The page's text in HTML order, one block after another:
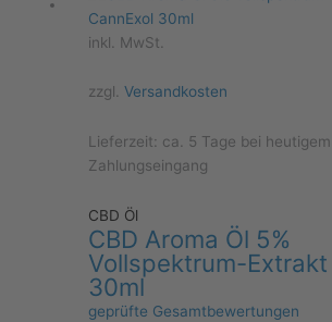
inkl. MwSt.
zzgl.Versandkosten
Lieferzeit: ca. 5 Tage bei heutigem
Zahlungseingang
CBD Öl
CBD Aroma Öl 5%
Vollspektrum-Extrakt
30ml
geprüfte Gesamtbewertungen